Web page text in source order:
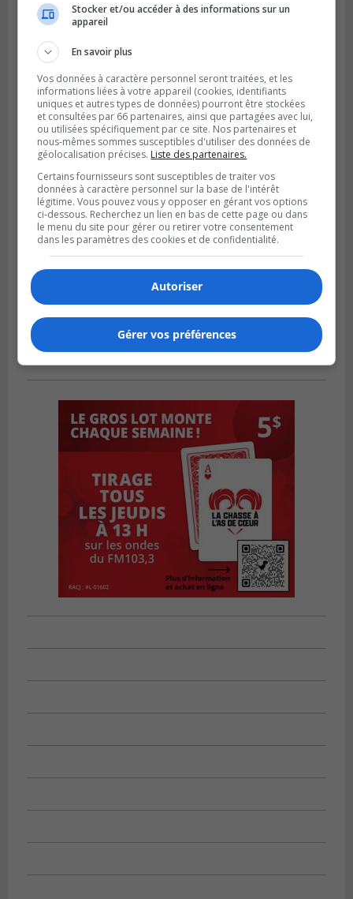
Publié le 4 août 2026 à 07h27
Les clubs de la Rive-Sud récoltent des
points en Ligue 1 Québec
Stocker et/ou accéder à des informations sur un
appareil
En savoir plus
Vos données à caractère personnel seront traitées, et les
informations liées à votre appareil (cookies, identifiants
uniques et autres types de données) pourront être stockées
et consultées par 66 partenaires, ainsi que partagées avec lui,
ou utilisées spécifiquement par ce site. Nos partenaires et
nous-mêmes sommes susceptibles d'utiliser des données de
géolocalisation précises. Liste des partenaires.
Certains fournisseurs sont susceptibles de traiter vos
données à caractère personnel sur la base de l'intérêt
légitime. Vous pouvez vous y opposer en gérant vos options
ci-dessous. Recherchez un lien en bas de cette page ou dans
le menu du site pour gérer ou retirer votre consentement
dans les paramètres des cookies et de confidentialité.
Autoriser
Gérer vos préférences